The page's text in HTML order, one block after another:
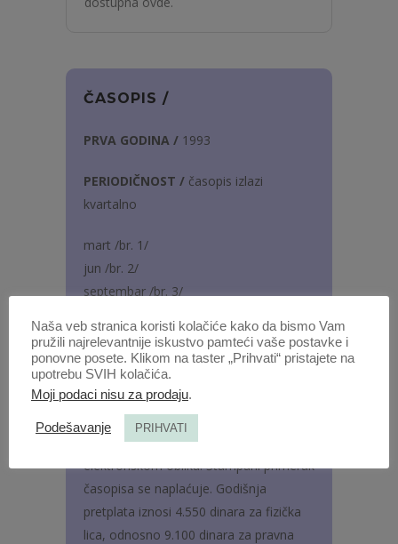
ČASOPIS /
PRVA GODINA / 1993
PERIODIČNOST / časopis izlazi
kvartalno
mart /br. 1/
jun /br. 2/
septembar /br. 3/
JEZIK / srpski i engleski
U časopisu se objavljuju tekstovi na
srpskom i engleskom jeziku.
Časopis izlazi u štampanom i
elektronskom obliku. Štampani primerak
časopisa se naplaćuje. Godišnja
pretplata iznosi 4.550 dinara za fizička
lica, odnosno 9.100 dinara za pravna
Naša veb stranica koristi kolačiće kako da bismo Vam
pružili najrelevantnije iskustvo pamteći vaše postavke i
ponovne posete. Klikom na taster „Prihvati“ pristajete na
upotrebu SVIH kolačića.
Moji podaci nisu za prodaju.
Podešavanje PRIHVATI